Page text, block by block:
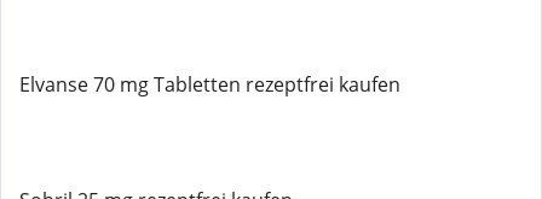
Elvanse 70 mg Tabletten rezeptfrei kaufen